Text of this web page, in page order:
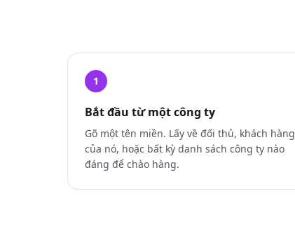
1
Bắt đầu từ một công ty
Gõ một tên miền. Lấy về đối thủ, khách hàng
của nó, hoặc bất kỳ danh sách công ty nào
đáng để chào hàng.